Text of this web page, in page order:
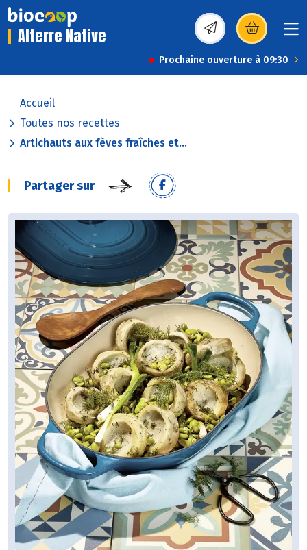
Alterre Native (s’ouvre dans une
Prochaine ouverture à 09:30
Accueil
Toutes nos recettes
Artichauts aux fèves fraîches et...
Partager sur